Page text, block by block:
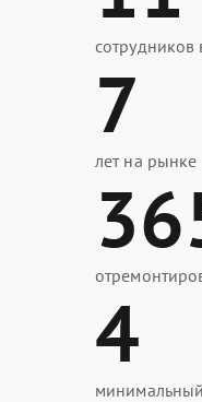
сотрудников
7
лет на рынке
4